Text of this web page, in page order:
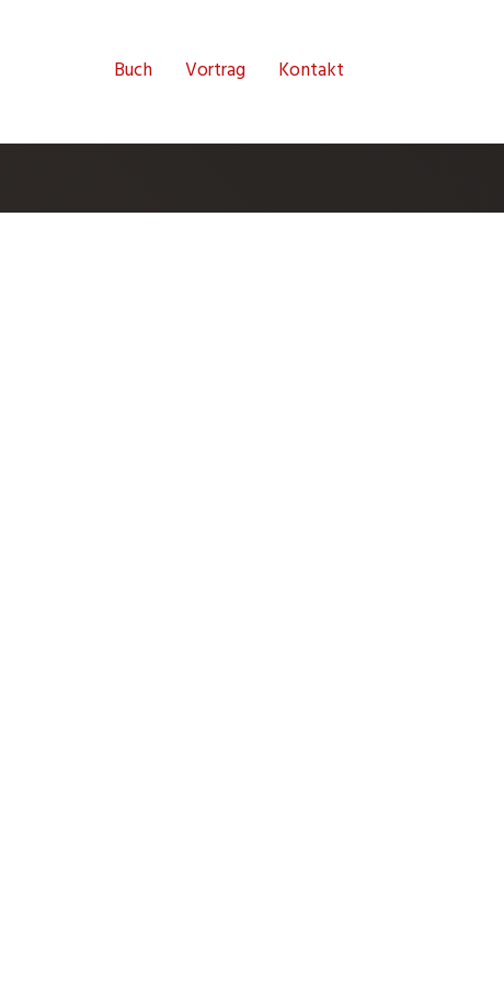
Buch Vortrag Kontakt